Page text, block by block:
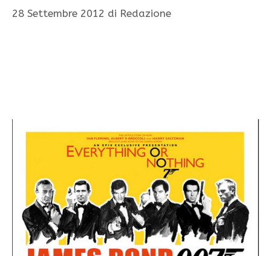
28 Settembre 2012 di Redazione